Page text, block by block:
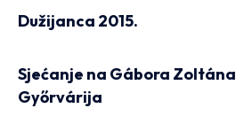
Dužijanca 2015.
Sjećanje na Gábora Zoltána
Győrvárija